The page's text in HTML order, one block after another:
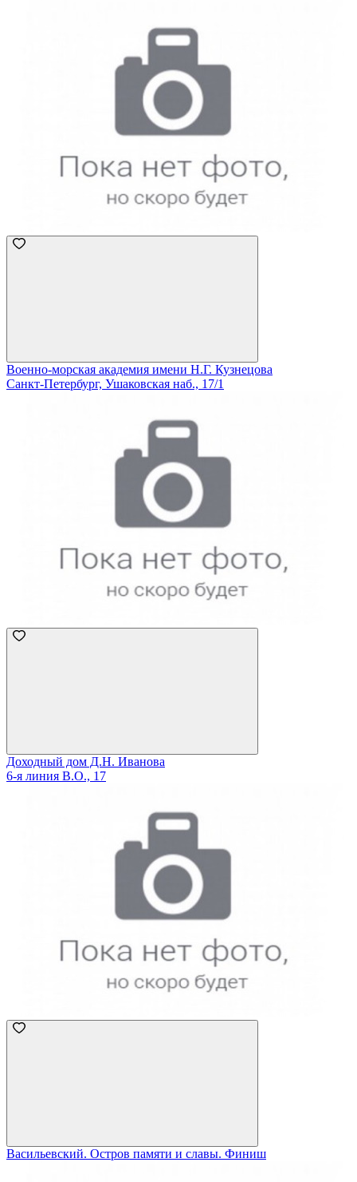
Военно-морская академия имени Н.Г. Кузнецова
Санкт-Петербург, Ушаковская наб., 17/1
Доходный дом Д.Н. Иванова
6-я линия В.О., 17
Васильевский. Остров памяти и славы. Финиш